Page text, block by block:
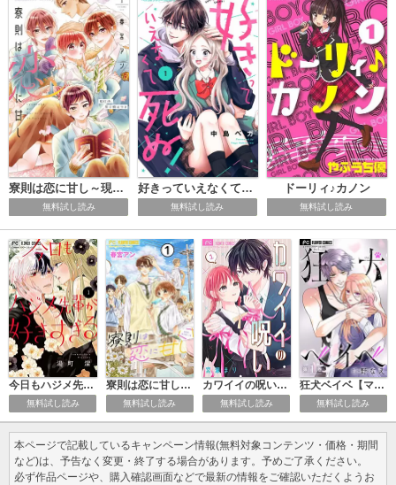
寮則は恋に甘し～現住所、男子寮につき～
無料試し読み
好きっていえなくて死ぬ！【マイクロ】
無料試し読み
ドーリィ♪カノン
無料試し読み
今日もハジメ先輩が好きすぎる【マイクロ】
無料試し読み
寮則は恋に甘し～現住所、男子寮につき～【マイクロ】
無料試し読み
カワイイの呪い【マイクロ】
無料試し読み
狂犬ベイベ【マイクロ】
無料試し読み
本ページで記載しているキャンペーン情報(無料対象コンテンツ・価格・期間
など)は、予告なく変更・終了する場合があります。予めご了承ください。
必ず作品ページや、購入確認画面などで最新の情報をご確認いただくようお